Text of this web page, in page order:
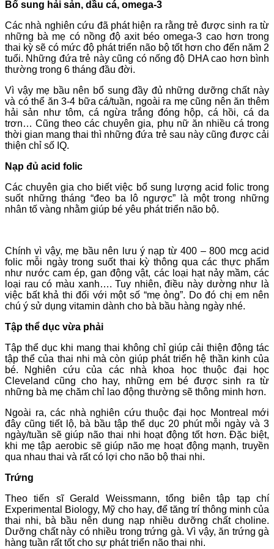
Bổ sung hải sản, dầu cá, omega-3
Các nhà nghiên cứu đã phát hiện ra rằng trẻ được sinh ra từ
những bà mẹ có nồng độ axit béo omega-3 cao hơn trong
thai kỳ sẽ có mức độ phát triển não bộ tốt hơn cho đến năm 2
tuổi. Những đứa trẻ này cũng có nống độ DHA cao hơn bình
thường trong 6 tháng đầu đời.
Vì vậy mẹ bầu nên bổ sung đầy đủ những dưỡng chất này
và có thể ăn 3-4 bữa cá/tuần, ngoài ra mẹ cũng nên ăn thêm
hải sản như tôm, cá ngừa trắng đóng hộp, cá hồi, cá da
trơn… Cũng theo các chuyên gia, phụ nữ ăn nhiều cá trong
thời gian mang thai thì những đứa trẻ sau này cũng được cải
thiện chỉ số IQ.
Nạp đủ acid folic
Các chuyên gia cho biết việc bổ sung lượng acid folic trong
suốt những tháng “đeo ba lô ngược” là một trong những
nhân tố vàng nhằm giúp bé yêu phát triển não bộ.
Chính vì vậy, mẹ bầu nên lưu ý nạp từ 400 – 800 mcg acid
folic mỗi ngày trong suốt thai kỳ thông qua các thực phẩm
như nước cam ép, gan động vật, các loại hạt nảy mầm, các
loại rau có màu xanh…. Tuy nhiên, điều này dường như là
việc bất khả thi đối với một số “mẹ ỏng”. Do đó chị em nên
chú ý sử dụng vitamin dành cho bà bầu hàng ngày nhé.
Tập thể dục vừa phải
Tập thể dục khi mang thai không chỉ giúp cải thiện động tác
tập thể của thai nhi mà còn giúp phát triển hệ thần kinh của
bé. Nghiên cứu của các nhà khoa học thuộc đại học
Cleveland cũng cho hay, những em bé được sinh ra từ
những bà mẹ chăm chỉ lao động thường sẽ thông minh hơn.
Ngoài ra, các nhà nghiên cứu thuộc đại học Montreal mới
đây cũng tiết lộ, bà bầu tập thể dục 20 phút mỗi ngày và 3
ngày/tuần sẽ giúp não thai nhi hoạt động tốt hơn. Đặc biệt,
khi mẹ tập aerobic sẽ giúp não mẹ hoạt động mạnh, truyền
qua nhau thai và rất có lợi cho não bộ thai nhi.
Trứng
Theo tiến sĩ Gerald Weissmann, tổng biên tập tạp chí
Experimental Biology, Mỹ cho hay, để tăng trí thông minh của
thai nhi, bà bầu nên dung nạp nhiều dưỡng chất choline.
Dưỡng chất này có nhiều trong trứng gà. Vì vậy, ăn trứng gà
hàng tuần rất tốt cho sự phát triển não thai nhi.